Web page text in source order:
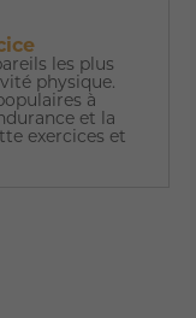
les plus
physique.
à
et la
exercices et